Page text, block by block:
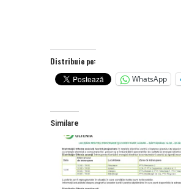
Distribuie pe:
WhatsApp
Similare